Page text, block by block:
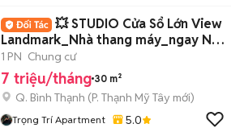
💥 STUDIO Cửa Sổ Lớn View
Landmark_Nhà thang máy_ngay Ngô
Tất Tố 💥
1 PN Chung cư
7 triệu/tháng 30 m²
Q. Bình Thạnh (P. Thạnh Mỹ Tây mới)
Trọng Trí Apartment 5.0